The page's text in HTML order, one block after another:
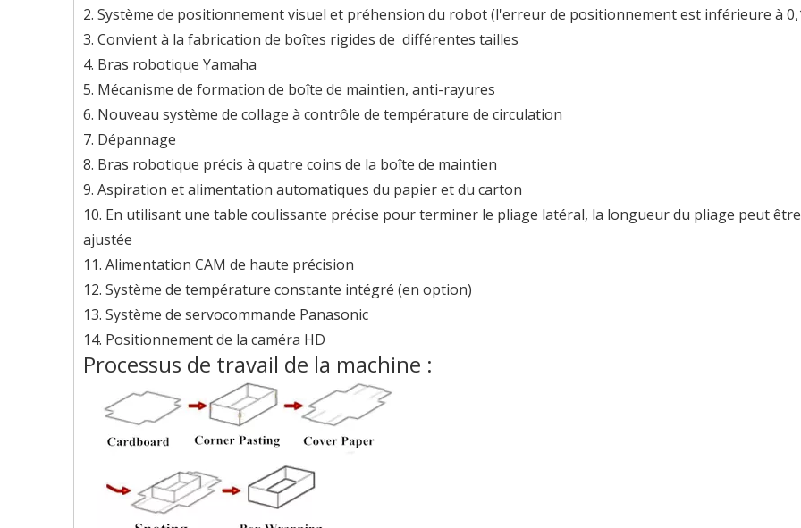
2. Système de positionnement visuel et préhension du robot (l'erreur de positionnement est inférieure à
3. Convient à la fabrication de boîtes rigides de différentes tailles
4. Bras robotique Yamaha
5. Mécanisme de formation de boîte de maintien, anti-rayures
6. Nouveau système de collage à contrôle de température de circulation
7. Dépannage
8. Bras robotique précis à quatre coins de la boîte de maintien
9. Aspiration et alimentation automatiques du papier et du carton
10. En utilisant une table coulissante précise pour terminer le pliage latéral, la longueur du pliage peut être
ajustée
11. Alimentation CAM de haute précision
12. Système de température constante intégré (en option)
13. Système de servocommande Panasonic
14. Positionnement de la caméra HD
Processus de travail de la machine :